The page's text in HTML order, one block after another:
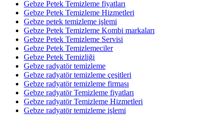
Gebze Petek Temizleme fiyatları
Gebze Petek Temizleme Hizmetleri
Gebze petek temizleme işlemi
Gebze Petek Temizleme Kombi markaları
Gebze Petek Temizleme Servisi
Gebze Petek Temizlemeciler
Gebze Petek Temizliği
Gebze radyatör temizleme
Gebze radyatör temizleme çeşitleri
Gebze radyatör temizleme firması
Gebze radyatör Temizleme fiyatları
Gebze radyatör Temizleme Hizmetleri
Gebze radyatör temizleme işlemi